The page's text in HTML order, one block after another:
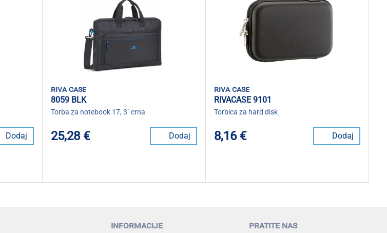
Dodaj
riva case
8059 BLK
Torba za notebook 17, 3" crna
25,28 € Dodaj
riva case
RIVACASE 9101
Torbica za hard disk
8,16 € Dodaj
informacije pratite nas